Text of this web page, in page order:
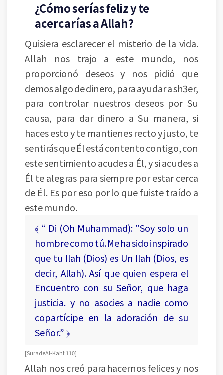
¿Cómo serías feliz y te
acercarías a Allah?
Quisiera esclarecer el misterio de la vida.
Allah nos trajo a este mundo, nos
proporcionó deseos y nos pidió que
demos algo de dinero, para ayudar a sh3er,
para controlar nuestros deseos por Su
causa, para dar dinero a Su manera, si
haces esto y te mantienes recto y justo, te
sentirás que Él está contento contigo, con
este sentimiento acudes a Él, y si acudes a
Él te alegras para siempre por estar cerca
de Él. Es por eso por lo que fuiste traído a
este mundo.
﴾ “ Di (Oh Muhammad): "Soy solo un
hombre como tú. Me ha sido inspirado
que tu Ilah (Dios) es Un Ilah (Dios, es
decir, Allah). Así que quien espera el
Encuentro con su Señor, que haga
justicia. y no asocies a nadie como
copartícipe en la adoración de su
Señor.” ﴿
[ Sura de Al-Kahf: 110 ]
Allah nos creó para hacernos felices y nos